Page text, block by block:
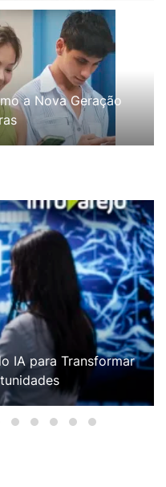
a Nova Geração
IA para Transformar